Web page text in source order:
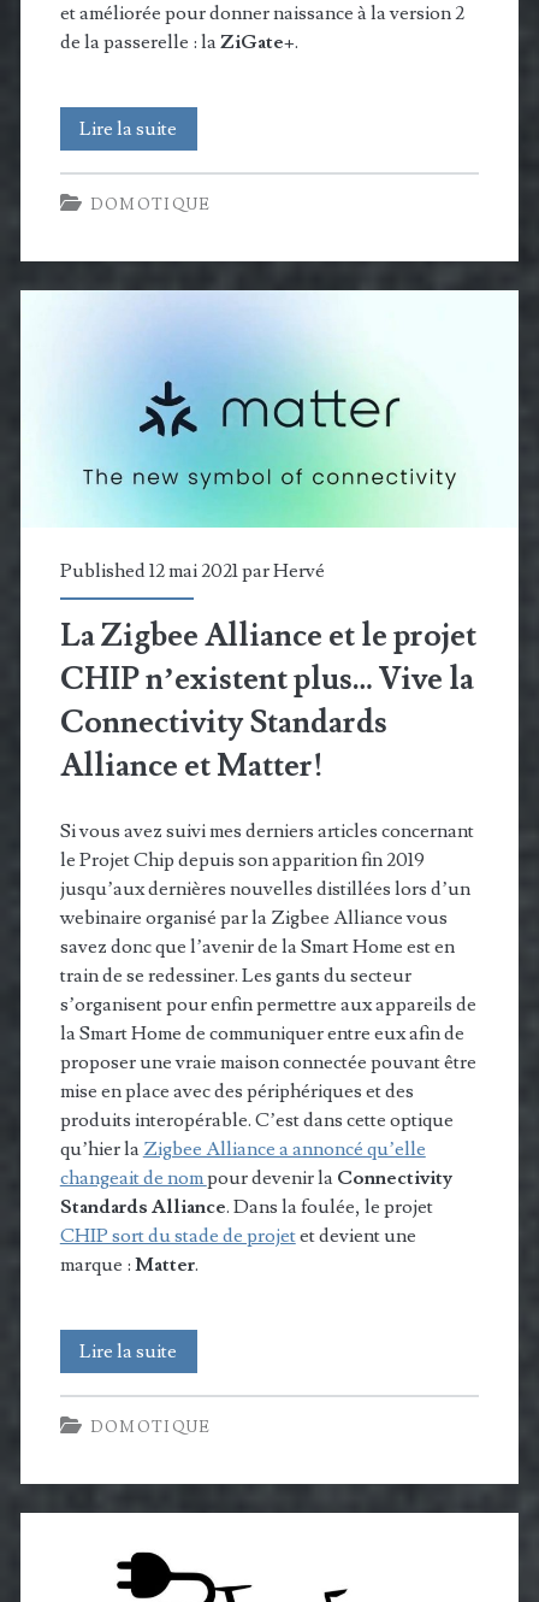
et améliorée pour donner naissance à la version 2
de la passerelle : laZiGate+.
Lire la suite
ZiGate+
est
la
pour
les
Homes
ouvrant
l’accès
au
Zigbee
DOMOTIQUE
Published 12 mai 2021 parHervé
La Zigbee Alliance et le projet
CHIP n’existent plus… Vive la
Connectivity Standards
Alliance et Matter!
Si vous avez suivi mes derniers articles concernant
le Projet Chip depuis son apparition fin 2019
jusqu’aux dernières nouvelles distillées lors d’un
webinaire organisé par la Zigbee Alliance vous
savez donc que l’avenir de la Smart Home est en
train de se redessiner. Les gants du secteur
s’organisent pour enfin permettre aux appareils de
la Smart Home de communiquer entre eux afin de
proposer une vraie maison connectée pouvant être
mise en place avec des périphériques et des
produits interopérable. C’est dans cette optique
qu’hier la Zigbee Alliance a annoncé qu’elle
changeait de nompour devenir la Connectivity
Standards Alliance. Dans la foulée, le projet
CHIP sort du stade de projetet devient une
marque : Matter.
Lire la suite
Zigbee
Alliance
et
projet
DOMOTIQUE